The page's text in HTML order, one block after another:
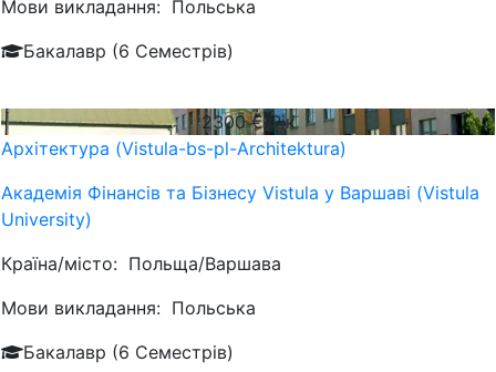
Мови викладання: Польська
Бакалавр (6 Семестрів)
2300€/Рік
Архітектура (Vistula-bs-pl-Architektura)
Академія Фінансів та Бізнесу Vistula у Варшаві (Vistula
University)
Країна/місто: Польща/Варшава
Мови викладання: Польська
Бакалавр (6 Семестрів)